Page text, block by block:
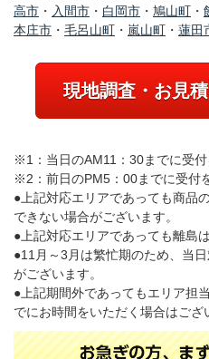
高市 ・ 入間市 ・ 白岡市 ・ 鳩山町 ・
本庄市 ・ 毛呂山町 ・ 嵐山町 ・ 蓮田
現地調査・お見
※1：当日のAM11：30までに受付
※2：前日のPM5：00までに受付
●上記対応エリアであっても商品
できない場合がございます。
●上記対応エリアであっても離島
●11月～3月は繁忙期のため、当
がございます。
●上記期間外であってもエリア担
でにお時間をいただく場合はござ